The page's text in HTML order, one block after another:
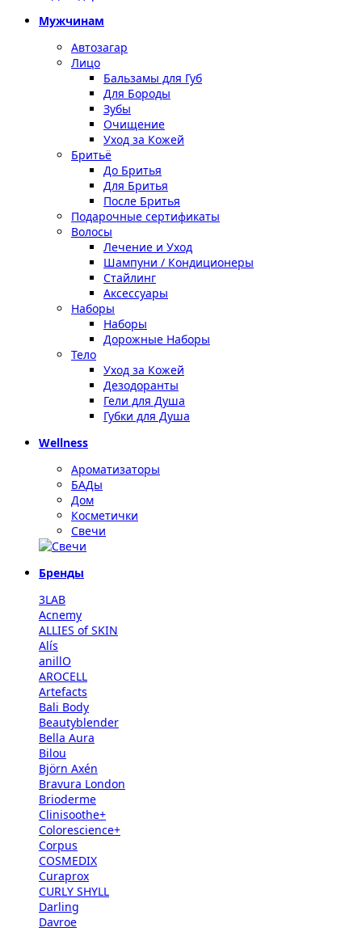
Мужчинам
Автозагар
Лицо
Бальзамы для Губ
Для Бороды
Зубы
Очищение
Уход за Кожей
Бритьё
До Бритья
Для Бритья
После Бритья
Подарочные сертификаты
Волосы
Лечение и Уход
Шампуни / Кондиционеры
Стайлинг
Аксессуары
Наборы
Наборы
Дорожные Наборы
Тело
Уход за Кожей
Дезодоранты
Гели для Душа
Губки для Душа
Wellness
Ароматизаторы
БАДы
Дом
Косметички
Свечи
Бренды
3LAB
Acnemy
ALLIES of SKIN
Alís
anillO
AROCELL
Artefacts
Bali Body
Beautyblender
Bella Aura
Bilou
Björn Axén
Bravura London
Brioderme
Clinisoothe+
Colorescience+
Corpus
COSMEDIX
Curaprox
CURLY SHYLL
Darling
Davroe